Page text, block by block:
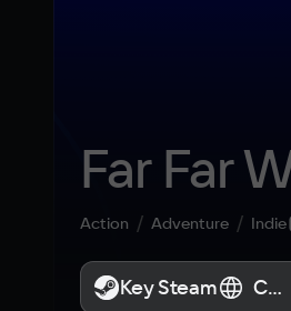
Far Far
Action Adventure Indie
Key Steam СНГ, Россия
Key Steam СНГ, Россия